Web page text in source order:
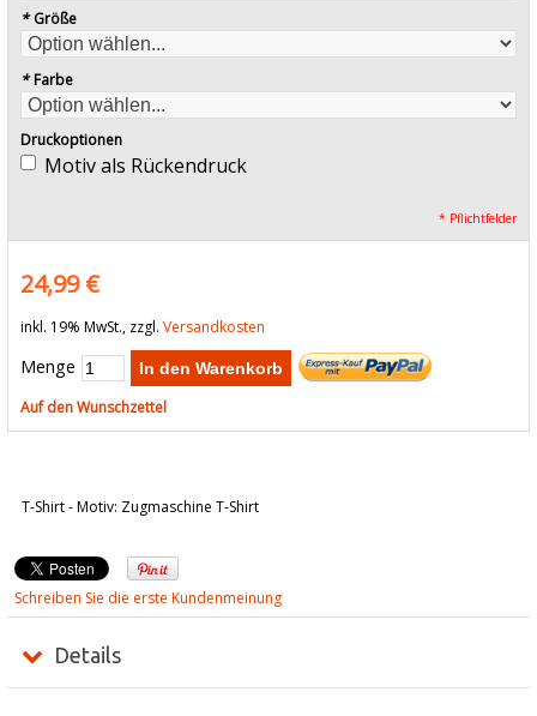
T-Shirt - Motiv: Zugmaschine T-Shirt
* Größe
* Farbe
Druckoptionen
Motiv als Rückendruck
* Pflichtfelder
24,99 €
inkl. 19% MwSt., zzgl. Versandkosten
Menge In den Warenkorb
Auf den Wunschzettel
Schreiben Sie die erste Kundenmeinung
Details